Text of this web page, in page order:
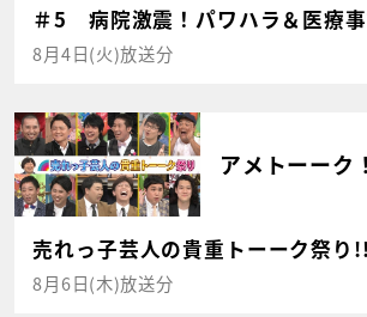
＃5 病院激震！パワハラ＆医療
8月4日(火)放送分
アメトーーク！
売れっ子芸人の貴重トーーク祭り!!
8月6日(木)放送分